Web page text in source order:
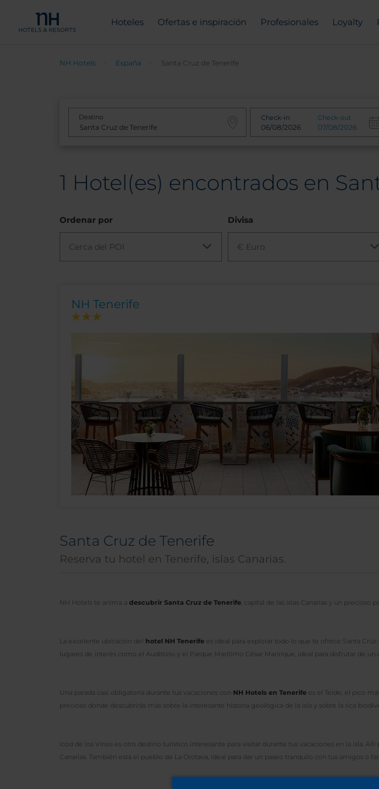
Hoteles Ofertas e inspiración Profesionales Loyalty
NH Hotels España Santa Cruz de Tenerife
Destino Check-in Check-out
1 Hotel(es) encontrados en
Ordenar por
Cerca del POI
Divisa
€ Euro
NH Tenerife
Santa Cruz de Tenerife
Reserva tu hotel en Tenerife, islas Canarias.
NH Hotels te anima a descubrir Santa Cruz de Tenerife, capital de las islas Canarias y un precioso
La excelente ubicación del hotel NH Tenerife es ideal para explorar todo lo que te ofrece Santa
lugares de interés como el Auditorio y el Parque Marítimo César Manrique, ideal para disfrutar de un
Una parada casi obligatoria durante tus vacaciones con NH Hotels en Tenerife es el Teide, el pico
precioso donde descubrirás más sobre la interesante historia geológica de la isla y sobre la rica
Icod de los Vinos es otro destino turístico interesante para visitar durante tus vacaciones en la isla.
Canarias. También está el pueblo de La Orotava, ideal para dar un paseo tranquilo con tus amigos o